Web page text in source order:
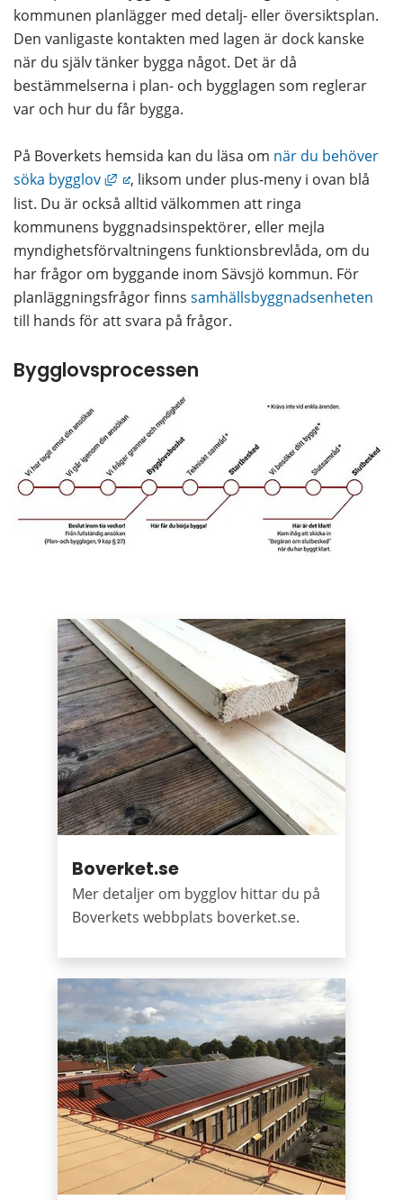
kommunen planlägger med detalj- eller översiktsplan.
Den vanligaste kontakten med lagen är dock kanske
när du själv tänker bygga något. Det är då
bestämmelserna i plan- och bygglagen som reglerar
var och hur du får bygga.
På Boverkets hemsida kan du läsa om när du behöver
söka bygglov
Länk till annan webbplats, öppnas i nytt
, liksom under plus-meny i ovan blå
list. Du är också alltid välkommen att ringa
kommunens byggnadsinspektörer, eller mejla
myndighetsförvaltningens funktionsbrevlåda, om du
har frågor om byggande inom Sävsjö kommun. För
planläggningsfrågor finns samhällsbyggnadsenheten
till hands för att svara på frågor.
Bygglovsprocessen
Puffar
Boverket.se
Mer detaljer om bygglov hittar du på
Boverkets webbplats boverket.se.